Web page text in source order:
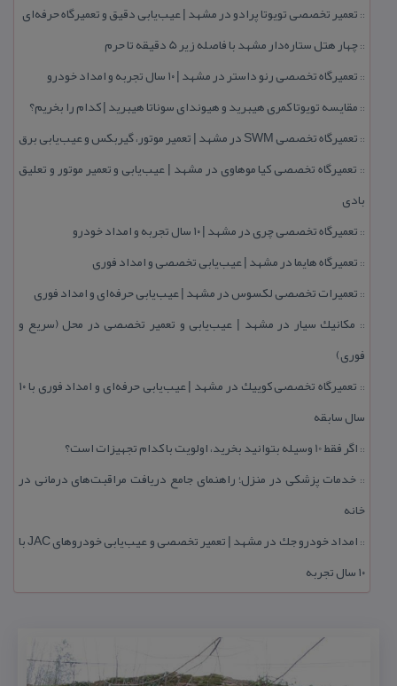
:: تعمیر تخصصی تویوتا پرادو در مشهد | عیب‌یابی دقیق و تعمیرگاه حرفه‌ای
::چهار هتل‌ ستاره‌دار مشهد با فاصله زیر 5 دقیقه تا حرم
:: تعمیرگاه تخصصی رنو داستر در مشهد | ۱۰ سال تجربه و امداد خودرو
:: مقایسه تویوتا كمری هیبرید و هیوندای سوناتا هیبرید | كدام را بخریم؟
:: تعمیرگاه تخصصی SWM در مشهد | تعمیر موتور، گیربكس و عیب‌یابی برق
:: تعمیرگاه تخصصی كیا موهاوی در مشهد | عیب‌یابی و تعمیر موتور و تعلیق
بادی
:: تعمیرگاه تخصصی چری در مشهد | ۱۰ سال تجربه و امداد خودرو
:: تعمیرگاه هایما در مشهد | عیب‌یابی تخصصی و امداد فوری
:: تعمیرات تخصصی لكسوس در مشهد | عیب‌یابی حرفه‌ای و امداد فوری
:: مكانیك سیار در مشهد | عیب‌یابی و تعمیر تخصصی در محل (سریع و
فوری)
::
تعمیرگاه تخصصی كوییك در مشهد | عیب‌یابی حرفه‌ای و امداد فوری با ۱۰
سال سابقه
:: اگر فقط 10 وسیله بتوانید بخرید، اولویت با كدام تجهیزات است؟
:: خدمات پزشكی در منزل؛ راهنمای جامع دریافت مراقبت‌های درمانی در
خانه
::
امداد خودرو جك در مشهد | تعمیر تخصصی و عیب‌یابی خودروهای JAC با
۱۰ سال تجربه